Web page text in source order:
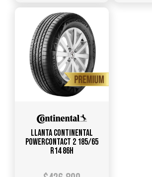
Llanta CONTINENTAL
PowerContact 2 185/65
R14 86H